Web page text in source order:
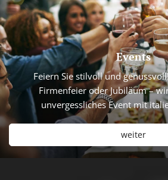
Events
Feiern Sie stilvoll und
Firmenfeier oder Jubiläum –
unvergessliches Event mit
weiter